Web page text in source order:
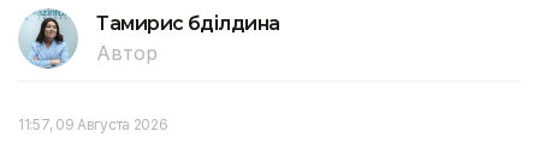
Тамирис Әбділдина
Автор
11:57, 09 Августа 2026